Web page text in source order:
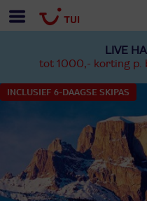
LIVE
tot 1000,- korting p.
INCLUSIEF 6-DAAGSE SKIPAS